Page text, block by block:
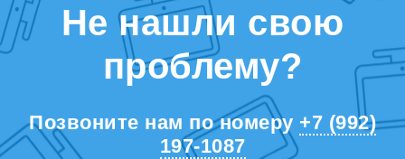
Не нашли свою
проблему?
Позвоните нам по номеру +7 (992)
197-1087